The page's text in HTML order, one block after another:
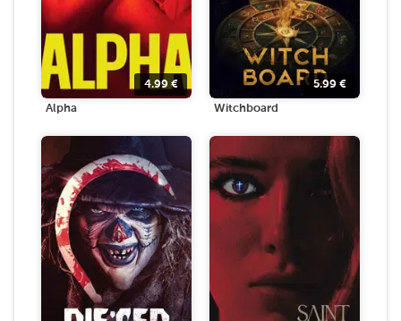
4.99 €
Alpha
5.99 €
Witchboard